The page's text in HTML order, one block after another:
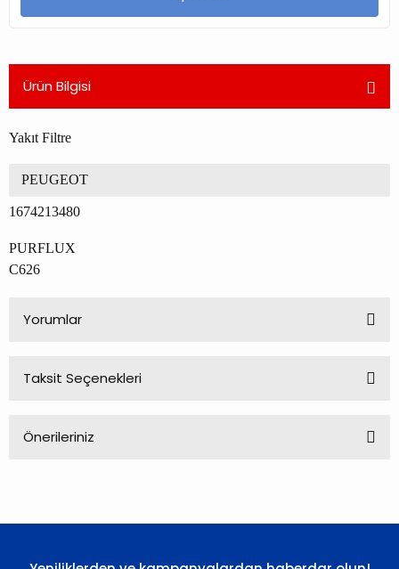
Ürün Bilgisi
Yakıt Filtre
PEUGEOT
1674213480
PURFLUX
C626
Yorumlar
Taksit Seçenekleri
Önerileriniz